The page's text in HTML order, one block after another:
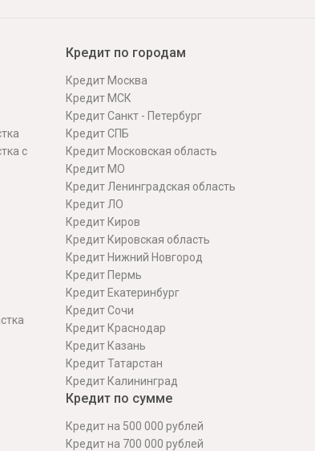
Госуслуги
с
Кредит по городам
Кредит Москва
Кредит МСК
Кредит Санкт - Петербург
Кредит СПБ
Кредит Московская область
Кредит МО
Кредит Ленинградская область
Кредит ЛО
Кредит Киров
Кредит Кировская область
Кредит Нижний Новгород
Кредит Пермь
Кредит Екатеринбург
Кредит Сочи
Кредит Краснодар
Кредит Казань
Кредит Татарстан
Кредит Калининград
Кредит по сумме
Кредит на 500 000 рублей
Кредит на 700 000 рублей